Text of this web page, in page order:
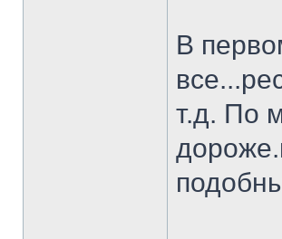
В
т.д. По